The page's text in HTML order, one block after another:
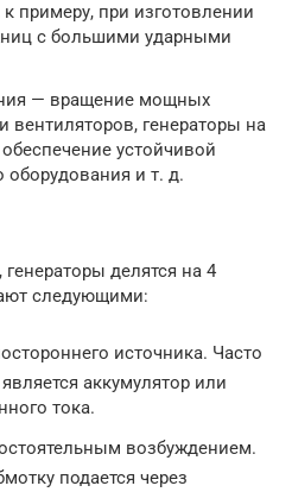
примеру, при изготовлении
с большими ударными
— вращение мощных
вентиляторов, генераторы на
устойчивой
оборудования и т. д.
делятся на 4
следующими:
источника. Часто
аккумулятор или
тока.
возбуждением.
подается через